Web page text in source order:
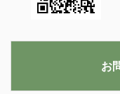
お